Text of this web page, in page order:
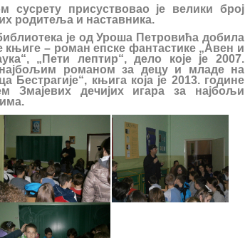
присуствовао је велики број
родитеља и наставника.
је од Уроша Петровића добила
књиге – роман епске фантастике „Авен и
„Пети лептир“, дело које је 2007.
романом за децу и младе на
Бестрагије“, књига која је 2013. године
Змајевих дечијих игара за најбољи